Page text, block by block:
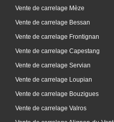
Vente de carrelage Mèze
Vente de carrelage Bessan
Vente de carrelage Frontignan
Vente de carrelage Capestang
Vente de carrelage Servian
Vente de carrelage Loupian
Vente de carrelage Bouzigues
Vente de carrelage Valros